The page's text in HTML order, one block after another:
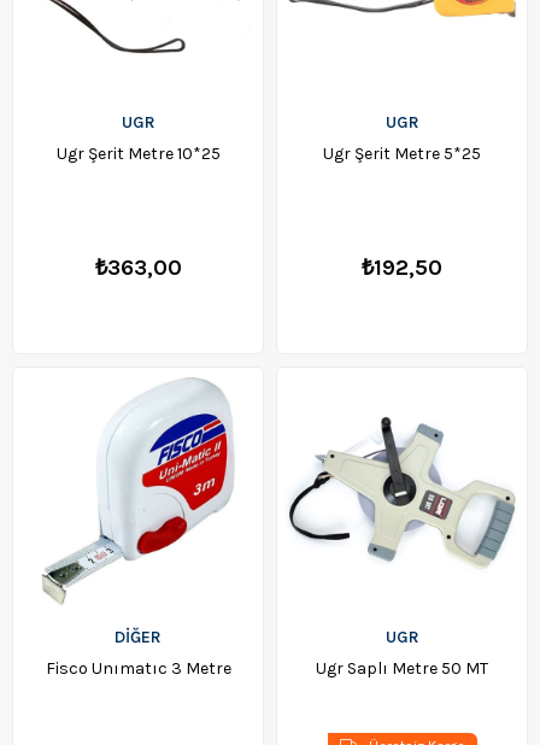
UGR
Ugr Şerit Metre 10*25
₺363,00
UGR
Ugr Şerit Metre 5*25
₺192,50
DİĞER
Fisco Unımatıc 3 Metre
UGR
Ugr Saplı Metre 50 MT